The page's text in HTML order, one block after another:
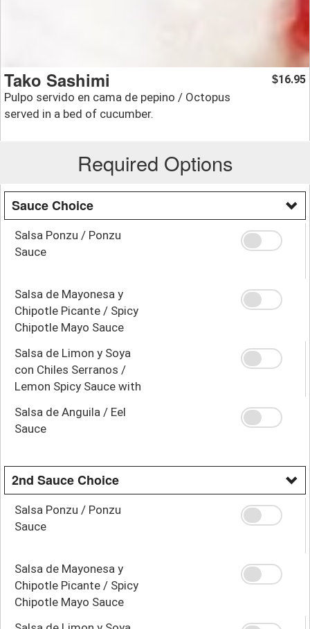
Tako Sashimi
Pulpo servido en cama de pepino / Octopus
served in a bed of cucumber.
$16.95
Required Options
Sauce Choice
Salsa Ponzu / Ponzu
Sauce
Salsa de Mayonesa y
Chipotle Picante / Spicy
Chipotle Mayo Sauce
Salsa de Limon y Soya
con Chiles Serranos /
Lemon Spicy Sauce with
Salsa de Anguila / Eel
Sauce
2nd Sauce Choice
Salsa Ponzu / Ponzu
Sauce
Salsa de Mayonesa y
Chipotle Picante / Spicy
Chipotle Mayo Sauce